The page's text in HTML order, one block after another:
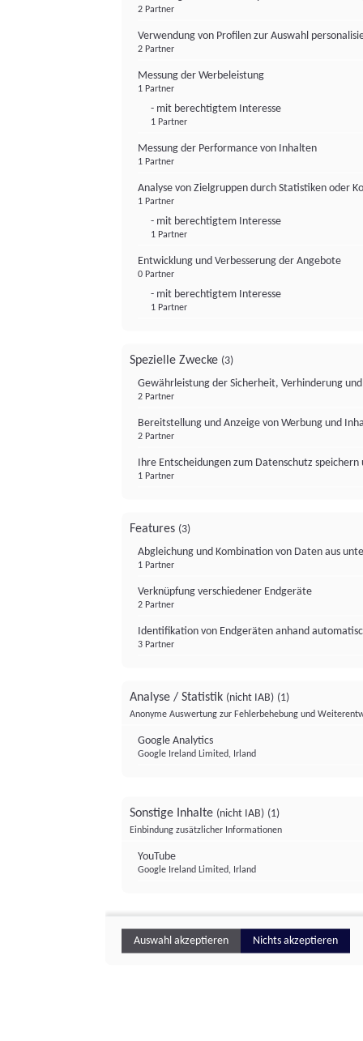
2 Partner
Verwendung von Profilen zur Auswahl
2 Partner
Messung der Werbeleistung
1 Partner
- mit berechtigtem Interesse
1 Partner
Messung der Performance von Inhalten
1 Partner
Analyse von Zielgruppen durch Statistiken oder
1 Partner
- mit berechtigtem Interesse
1 Partner
Entwicklung und Verbesserung der Angebote
0 Partner
- mit berechtigtem Interesse
1 Partner
Spezielle Zwecke (3)
Gewährleistung der Sicherheit, Verhinderung
2 Partner
Bereitstellung und Anzeige von Werbung und
2 Partner
Ihre Entscheidungen zum Datenschutz
1 Partner
Features (3)
Abgleichung und Kombination von Daten aus
1 Partner
Verknüpfung verschiedener Endgeräte
2 Partner
Identifikation von Endgeräten anhand
3 Partner
Analyse / Statistik (nicht IAB) (1)
Anonyme Auswertung zur Fehlerbehebung und
Google Analytics
Google Ireland Limited, Irland
Sonstige Inhalte (nicht IAB) (1)
Einbindung zusätzlicher Informationen
YouTube
Google Ireland Limited, Irland
Auswahl akzeptieren Nichts akzeptieren